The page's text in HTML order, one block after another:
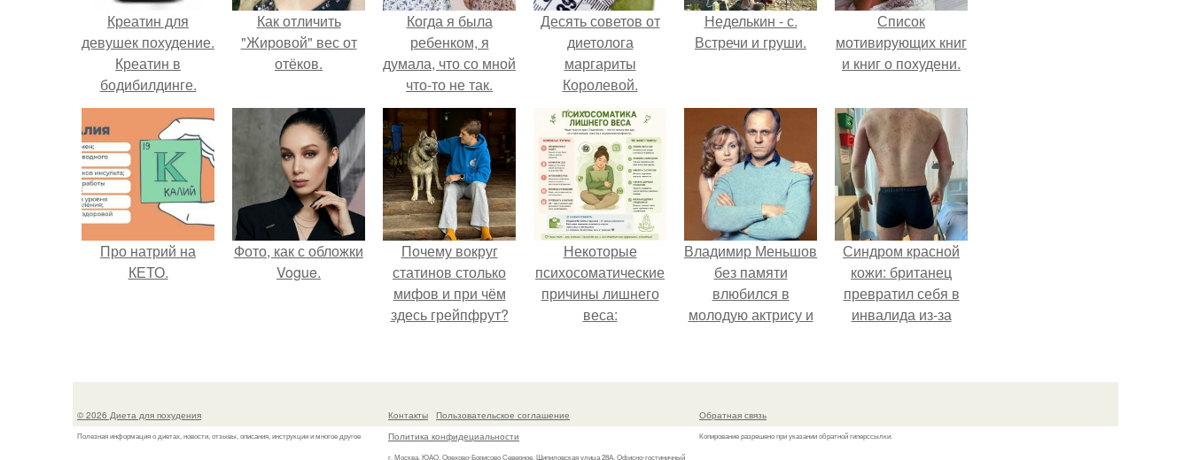
Креатин для
девушек похудение.
Креатин в
бодибилдинге.
Как отличить
"Жировой" вес от
отёков.
Когда я была
ребенком, я
думала, что со мной
что-то не так.
Десять советов от
диетолога
маргариты
Королевой.
Неделькин - с.
Встречи и груши.
Список
мотивирующих книг
и книг о похудени.
Про натрий на
КЕТО.
Фото, как с обложки
Vogue.
Почему вокруг
статинов столько
мифов и при чём
здесь грейпфрут?
Некоторые
психосоматические
причины лишнего
веса:
Владимир Меньшов
без памяти
влюбился в
молодую актрису и
неё.
Синдром красной
кожи: британец
превратил себя в
инвалида из-за
мази.
© 2026 Диета для похудения
Полезная информация о диетах, новости, отзывы, описания, инструкции и многое другое
Контакты
Пользовательское соглашение
Политика конфидециальности
г. Москва, ЮАО, Орехово-Борисово Северное, Шипиловская улица 28А, Офисно-гостиничный
Обратная связь
Копирование разрешено при указании обратной гиперссылки.